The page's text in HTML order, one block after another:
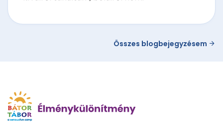
Összes blogbejegyzésem